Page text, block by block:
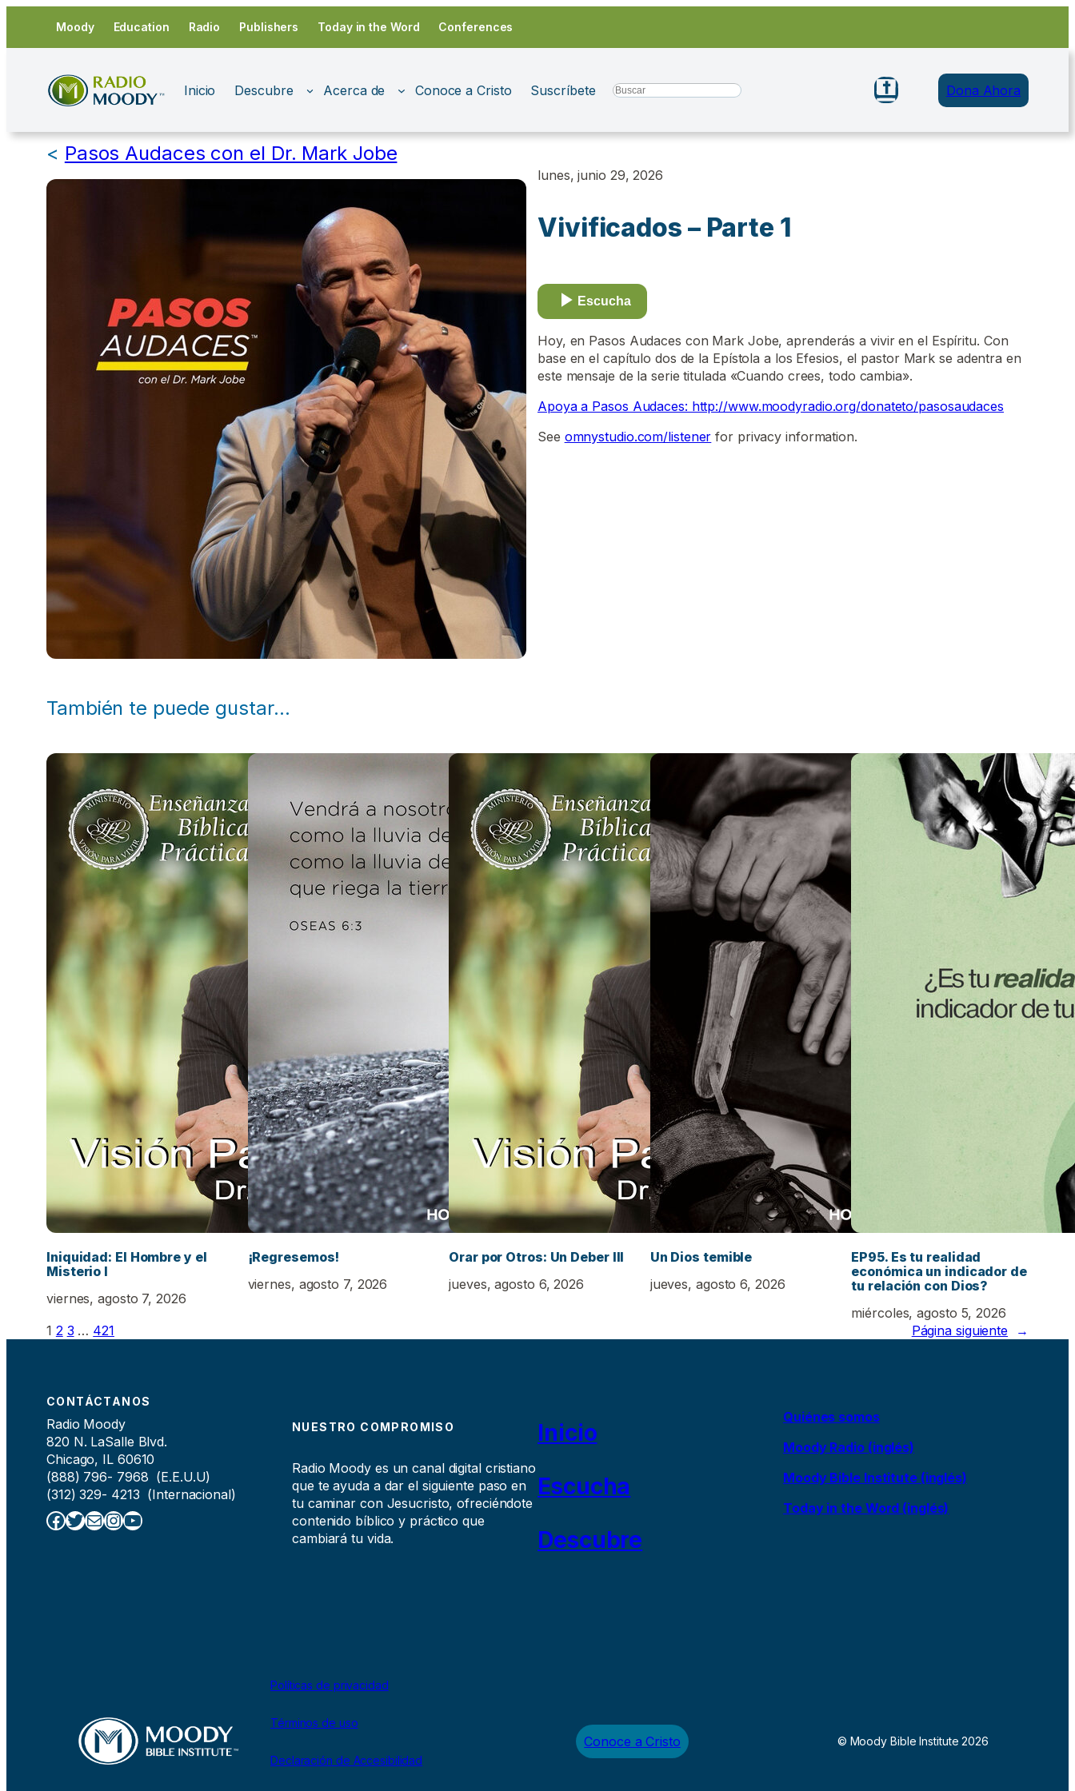
contenido
Moody Education Radio Publishers Today in the Word Conferences
Inicio Descubre Acerca de Conoce a Cristo Suscríbete Search Dona Ahora
< Pasos Audaces con el Dr. Mark Jobe
lunes, junio 29, 2026
Vivificados – Parte 1
Escucha
Hoy, en Pasos Audaces con Mark Jobe, aprenderás a vivir en el Espíritu. Con
base en el capítulo dos de la Epístola a los Efesios, el pastor Mark se adentra en
este mensaje de la serie titulada «Cuando crees, todo cambia».
Apoya a Pasos Audaces: http://www.moodyradio.org/donateto/pasosaudaces
See omnystudio.com/listener for privacy information.
También te puede gustar…
Iniquidad: El Hombre y el
Misterio I
viernes, agosto 7, 2026
¡Regresemos!
viernes, agosto 7, 2026
Orar por Otros: Un Deber III
jueves, agosto 6, 2026
Un Dios temible
jueves, agosto 6, 2026
EP95. Es tu realidad
económica un indicador de
tu relación con Dios?
miércoles, agosto 5, 2026
1 2 3 … 421 Página siguiente →
CONTÁCTANOS
Radio Moody
820 N. LaSalle Blvd.
Chicago, IL 60610
(888) 796- 7968 (E.E.U.U)
(312) 329- 4213 (Internacional)
Facebook Twitter Correo electrónico InstagramYouTube
NUESTRO COMPROMISO
Radio Moody es un canal digital cristiano
que te ayuda a dar el siguiente paso en
tu caminar con Jesucristo, ofreciéndote
contenido bíblico y práctico que
cambiará tu vida.
Inicio
Escucha
Descubre
Quiénes somos
Moody Radio (inglés)
Moody Bible Institute (inglés)
Today in the Word (inglés)
Políticas de privacidad
Términos de uso
Declaración de Accesibilidad
Conoce a Cristo © Moody Bible Institute 2026